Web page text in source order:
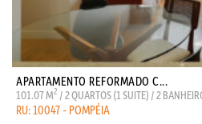
APARTAMENTO REFORMADO C...
101.07 M2 / 2 QUARTOS (1 SUITE) / 2
RU: 10047 - POMPÉIA